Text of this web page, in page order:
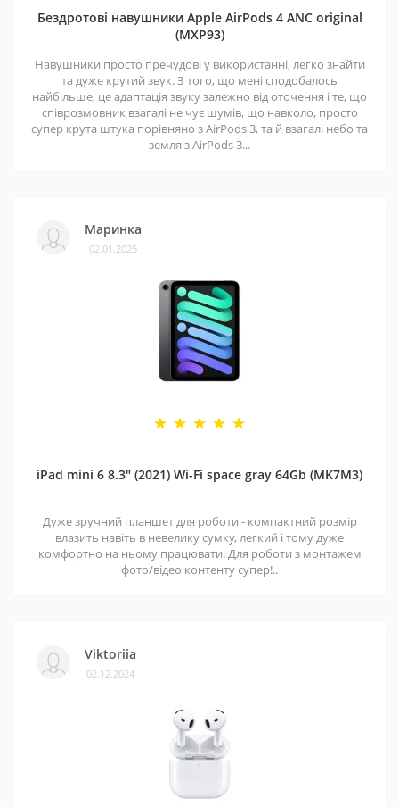
Бездротові навушники Apple AirPods 4 ANC original
(MXP93)
Навушники просто пречудові у використанні, легко знайти
та дуже крутий звук. З того, що мені сподобалось
найбільше, це адаптація звуку залежно від оточення і те, що
співрозмовник взагалі не чує шумів, що навколо, просто
супер крута штука порівняно з AirPods 3, та й взагалі небо та
земля з AirPods 3...
Маринка
02.01.2025
iPad mini 6 8.3" (2021) Wi-Fi space gray 64Gb (MK7M3)
Дуже зручний планшет для роботи - компактний розмір
влазить навіть в невелику сумку, легкий і тому дуже
комфортно на ньому працювати. Для роботи з монтажем
фото/відео контенту супер!..
Viktoriia
02.12.2024